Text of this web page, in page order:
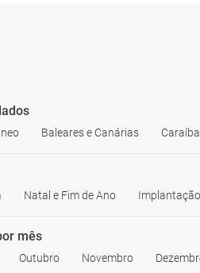
Baleares e Canárias
Natal e Fim de Ano
mês
Outubro Novembro